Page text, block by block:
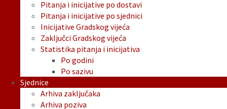
Pitanja i inicijative po dostavi
Pitanja i inicijative po sjednici
Inicijative Gradskog vijeća
Zaključci Gradskog vijeća
Statistika pitanja i inicijativa
Po godini
Po sazivu
Sjednice
Arhiva zaključaka
Arhiva poziva